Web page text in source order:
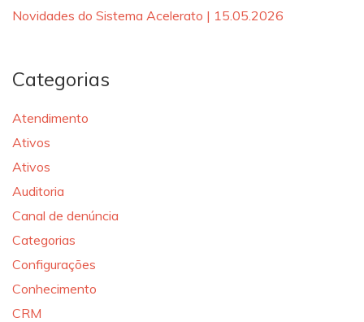
Novidades do Sistema Acelerato | 15.05.2026
Categorias
Atendimento
Ativos
Ativos
Auditoria
Canal de denúncia
Categorias
Configurações
Conhecimento
CRM